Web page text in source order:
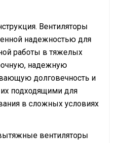
Вентиляторы
надежностью для
работы в тяжелых
надежную
долговечность и
подходящими для
в сложных условиях
вентиляторы